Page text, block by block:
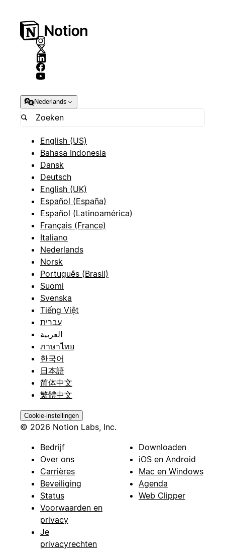
Nederlands
English (US)
Bahasa Indonesia
Dansk
Deutsch
English (UK)
Español (España)
Español (Latinoamérica)
Français (France)
Italiano
Nederlands
Norsk
Português (Brasil)
Suomi
Svenska
Tiếng Việt
עברית
العربية
ภาษาไทย
한국어
日本語
简体中文
繁體中文
Cookie-instellingen
© 2026 Notion Labs, Inc.
Bedrijf
Over ons
Carrières
Beveiliging
Status
Voorwaarden en
privacy
Je
privacyrechten
Downloaden
iOS en Android
Mac en Windows
Agenda
Web Clipper